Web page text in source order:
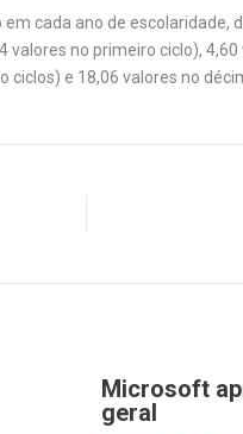
cada ano de escolaridade,
valores no primeiro ciclo),
ciclos) e 18,06 valores no
Microsoft
geral